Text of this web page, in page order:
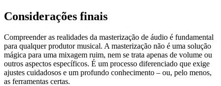
Considerações finais
Compreender as realidades da masterização de áudio é fundamental
para qualquer produtor musical. A masterização não é uma solução
mágica para uma mixagem ruim, nem se trata apenas de volume ou
outros aspectos específicos. É um processo diferenciado que exige
ajustes cuidadosos e um profundo conhecimento – ou, pelo menos,
as ferramentas certas.